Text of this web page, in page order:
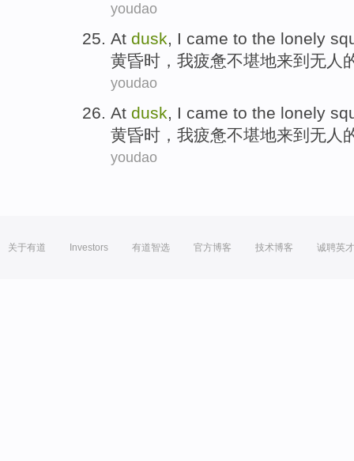
youdao
At dusk, I came to the lonely
黄昏时， 我疲惫不堪地来到 无人
youdao
At dusk, I came to the lonely
黄昏时， 我疲惫不堪地来到 无人
youdao
关于有道 Investors 有道智选 官方博客 技术博客 诚聘英才